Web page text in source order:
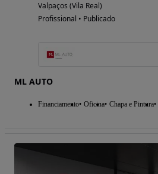
Valpaços (Vila Real)
Profissional • Publicado
ML AUTO
Financiamento Oficina Chapa e Pintura